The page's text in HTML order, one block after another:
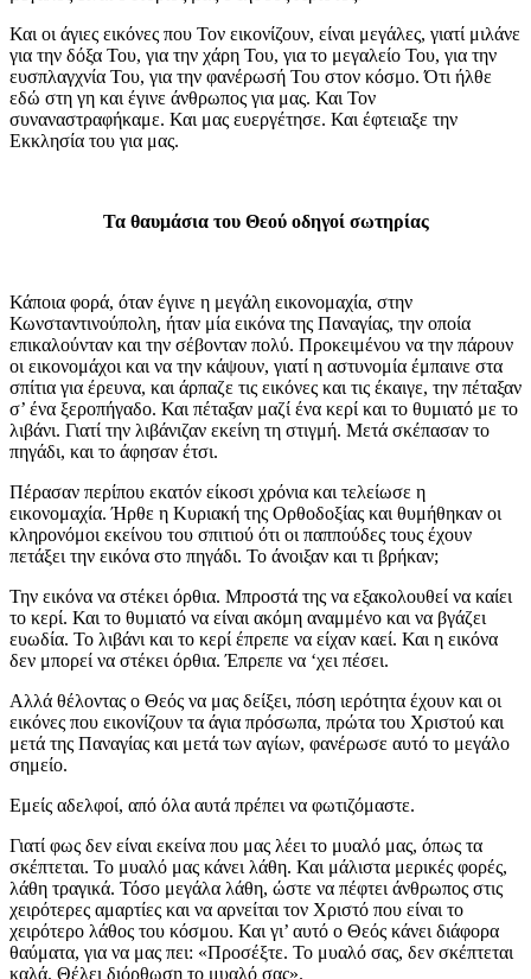
Και οι άγιες εικόνες που Τον εικονίζουν, είναι μεγάλες, γιατί μιλάνε
για την δόξα Του, για την χάρη Του, για το μεγαλείο Του, για την
ευσπλαγχνία Του, για την φανέρωσή Του στον κόσμο. Ότι ήλθε
εδώ στη γη και έγινε άνθρωπος για μας. Και Τον
συναναστραφήκαμε. Και μας ευεργέτησε. Και έφτειαξε την
Εκκλησία του για μας.
Τα θαυμάσια του Θεού οδηγοί σωτηρίας
Κάποια φορά, όταν έγινε η μεγάλη εικονομαχία, στην
Κωνσταντινούπολη, ήταν μία εικόνα της Παναγίας, την οποία
επικαλούνταν και την σέβονταν πολύ. Προκειμένου να την πάρουν
οι εικονομάχοι και να την κάψουν, γιατί η αστυνομία έμπαινε στα
σπίτια για έρευνα, και άρπαζε τις εικόνες και τις έκαιγε, την πέταξαν
σ’ ένα ξεροπήγαδο. Και πέταξαν μαζί ένα κερί και το θυμιατό με το
λιβάνι. Γιατί την λιβάνιζαν εκείνη τη στιγμή. Μετά σκέπασαν το
πηγάδι, και το άφησαν έτσι.
Πέρασαν περίπου εκατόν είκοσι χρόνια και τελείωσε η
εικονομαχία. Ήρθε η Κυριακή της Ορθοδοξίας και θυμήθηκαν οι
κληρονόμοι εκείνου του σπιτιού ότι οι παππούδες τους έχουν
πετάξει την εικόνα στο πηγάδι. Το άνοιξαν και τι βρήκαν;
Την εικόνα να στέκει όρθια. Μπροστά της να εξακολουθεί να καίει
το κερί. Και το θυμιατό να είναι ακόμη αναμμένο και να βγάζει
ευωδία. Το λιβάνι και το κερί έπρεπε να είχαν καεί. Και η εικόνα
δεν μπορεί να στέκει όρθια. Έπρεπε να ‘χει πέσει.
Αλλά θέλοντας ο Θεός να μας δείξει, πόση ιερότητα έχουν και οι
εικόνες που εικονίζουν τα άγια πρόσωπα, πρώτα του Χριστού και
μετά της Παναγίας και μετά των αγίων, φανέρωσε αυτό το μεγάλο
σημείο.
Εμείς αδελφοί, από όλα αυτά πρέπει να φωτιζόμαστε.
Γιατί φως δεν είναι εκείνα που μας λέει το μυαλό μας, όπως τα
σκέπτεται. Το μυαλό μας κάνει λάθη. Και μάλιστα μερικές φορές,
λάθη τραγικά. Τόσο μεγάλα λάθη, ώστε να πέφτει άνθρωπος στις
χειρότερες αμαρτίες και να αρνείται τον Χριστό που είναι το
χειρότερο λάθος του κόσμου. Και γι’ αυτό ο Θεός κάνει διάφορα
θαύματα, για να μας πει: «Προσέξτε. Το μυαλό σας, δεν σκέπτεται
καλά. Θέλει διόρθωση το μυαλό σας».